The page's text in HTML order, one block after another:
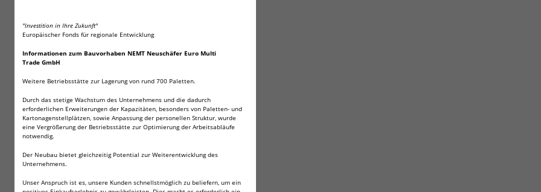
"Investition in Ihre Zukunft"
Europäischer Fonds für regionale Entwicklung
Informationen zum Bauvorhaben NEMT Neuschäfer Euro Multi
Trade GmbH
Weitere Betriebsstätte zur Lagerung von rund 700 Paletten.
Durch das stetige Wachstum des Unternehmens und die dadurch
erforderlichen Erweiterungen der Kapazitäten, besonders von Paletten- und
Kartonagenstellplätzen, sowie Anpassung der personellen Struktur, wurde
eine Vergrößerung der Betriebsstätte zur Optimierung der Arbeitsabläufe
notwendig.
Der Neubau bietet gleichzeitig Potential zur Weiterentwicklung des
Unternehmens.
Unser Anspruch ist es, unsere Kunden schnellstmöglich zu beliefern, um ein